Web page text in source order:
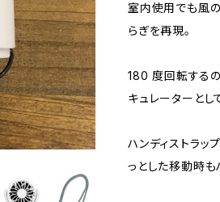
室内使用でも風
らぎを再現。
180 度回転する
キュレーターとし
ハンディストラッ
っとした移動時も